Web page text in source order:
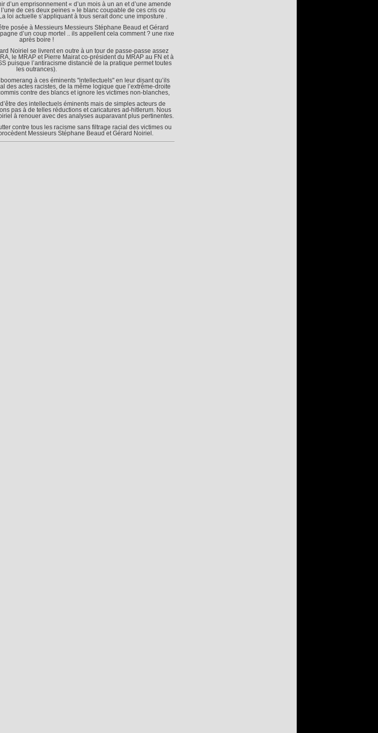
d’un emprisonnement « d’un mois à un an et d’une amende
de ces deux peines » le blanc coupable de ces cris ou
loi actuelle s’appliquant à tous serait donc une imposture .
posée à Messieurs Messieurs Stéphane Beaud et Gérard
d’un coup mortel .. ils appellent cela comment ? une rixe
après boire !
Noiriel se livrent en outre à un tour de passe-passe assez
le MRAP et Pierre Mairat co-président du MRAP au FN et à
puisque l’antiracisme distancié de la pratique permet toutes
les outrances).
à ces éminents "intellectuels" en leur disant qu’ils
des actes racistes, de la même logique que l’extrême-droite
contre des blancs et ignore les victimes non-blanches,
des intellectuels éminents mais de simples acteurs de
pas à de telles réductions et caricatures ad-hitlerum. Nous
à renouer avec des analyses auparavant plus pertinentes.
contre tous les racisme sans filtrage racial des victimes ou
Messieurs Stéphane Beaud et Gérard Noiriel.